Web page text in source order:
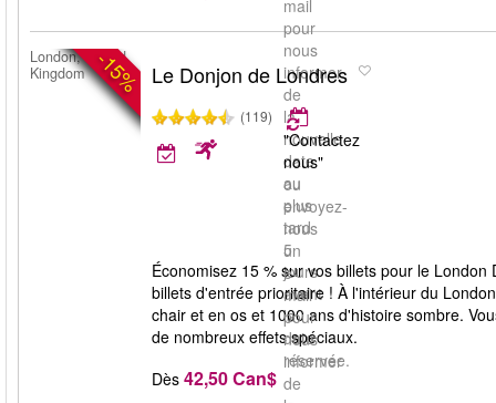
mail
pour
nous
informer
de
la
nouvelle
date
au
plus
tard
5
jours
avant
la
date
réservée.
-15%
London, United
Kingdom
Le Donjon de Londres
(119)
"Contactez
nous"
ou
envoyez-
nous
un
e-
mail
pour
nous
informer
de
Économisez 15 % sur vos billets pour le
billets d'entrée prioritaire ! À l'intérieur du
chair et en os et 1000 ans d'histoire sombre.
de nombreux effets spéciaux.
Dès 42,50 Can$